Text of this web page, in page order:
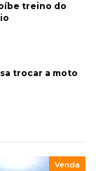
treino do
trocar a moto
Venda